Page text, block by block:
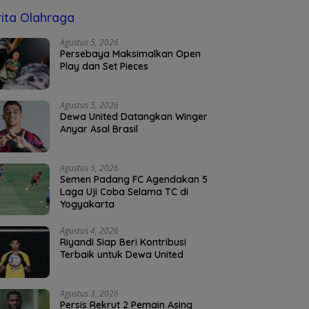
Olahraga
Agustus 5, 2026
Persebaya Maksimalkan Open
Play dan Set Pieces
Agustus 5, 2026
Dewa United Datangkan Winger
Anyar Asal Brasil
Agustus 5, 2026
Semen Padang FC Agendakan 5
Laga Uji Coba Selama TC di
Yogyakarta
Agustus 4, 2026
Riyandi Siap Beri Kontribusi
Terbaik untuk Dewa United
Agustus 3, 2026
Persis Rekrut 2 Pemain Asing